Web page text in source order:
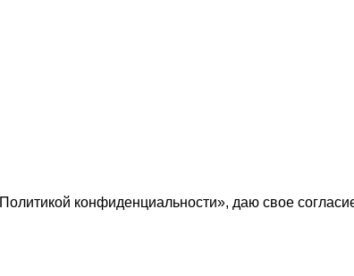
Политикой конфиденциальности», даю свое